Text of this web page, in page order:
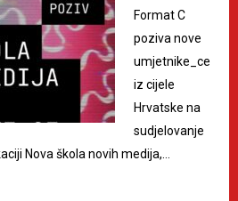
Format C
poziva nove
umjetnike_ce
iz cijele
Hrvatske na
sudjelovanje
Nova škola novih medija,…